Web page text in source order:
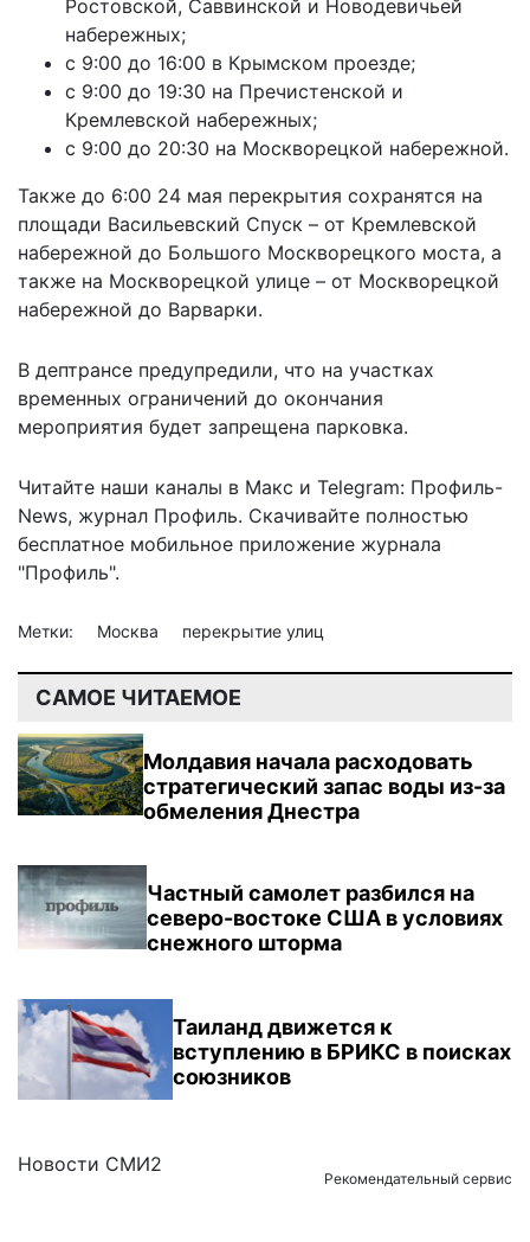
Ростовской, Саввинской и Новодевичьей
набережных;
с 9:00 до 16:00 в Крымском проезде;
с 9:00 до 19:30 на Пречистенской и
Кремлевской набережных;
с 9:00 до 20:30 на Москворецкой набережной.
Также до 6:00 24 мая перекрытия сохранятся на
площади Васильевский Спуск – от Кремлевской
набережной до Большого Москворецкого моста, а
также на Москворецкой улице – от Москворецкой
набережной до Варварки.
В дептрансе предупредили, что на участках
временных ограничений до окончания
мероприятия будет запрещена парковка.
Читайте наши каналы в Макс и Telegram: Профиль-
News, журнал Профиль. Скачивайте полностью
бесплатное мобильное приложение журнала
"Профиль".
Метки: Москва перекрытие улиц
САМОЕ ЧИТАЕМОЕ
Молдавия начала расходовать
стратегический запас воды из-за
обмеления Днестра
Частный самолет разбился на
северо-востоке США в условиях
снежного шторма
Таиланд движется к
вступлению в БРИКС в поисках
союзников
Новости СМИ2
Рекомендательный сервис